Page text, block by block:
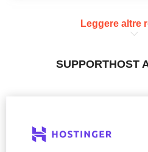
Leggere altre
SUPPORTHOST